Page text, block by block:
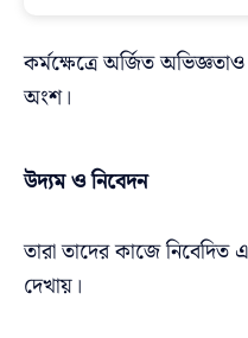
কর্মক্ষেত্রে অর্জিত
অংশ।
উদ্যম ও নিবেদন
তারা তাদের কাজে
দেখায়।